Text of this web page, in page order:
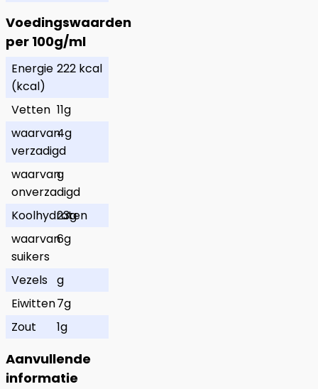
Voedingswaarden
per 100g/ml
Energie
(kcal)
222 kcal
Vetten 11g
waarvan
verzadigd
4g
waarvan
onverzadigd
g
Koolhydraten
23g
waarvan
suikers
6g
Vezels g
Eiwitten7g
Zout
1g
Aanvullende
informatie